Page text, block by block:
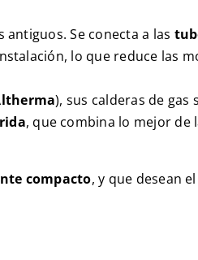
Se conecta a las
lo que reduce las
), sus calderas de gas
, que combina lo mejor de
compacto, y que desean el